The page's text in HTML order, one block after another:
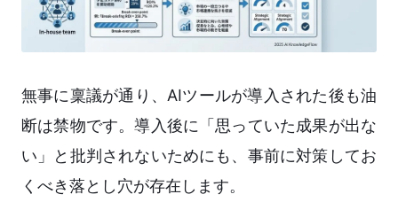
無事に稟議が通り、AIツールが導入された後も油
断は禁物です。導入後に「思っていた成果が出な
い」と批判されないためにも、事前に対策してお
くべき落とし穴が存在します。